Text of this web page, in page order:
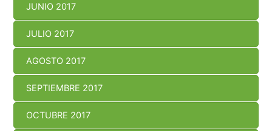
JUNIO 2017
JULIO 2017
AGOSTO 2017
SEPTIEMBRE 2017
OCTUBRE 2017